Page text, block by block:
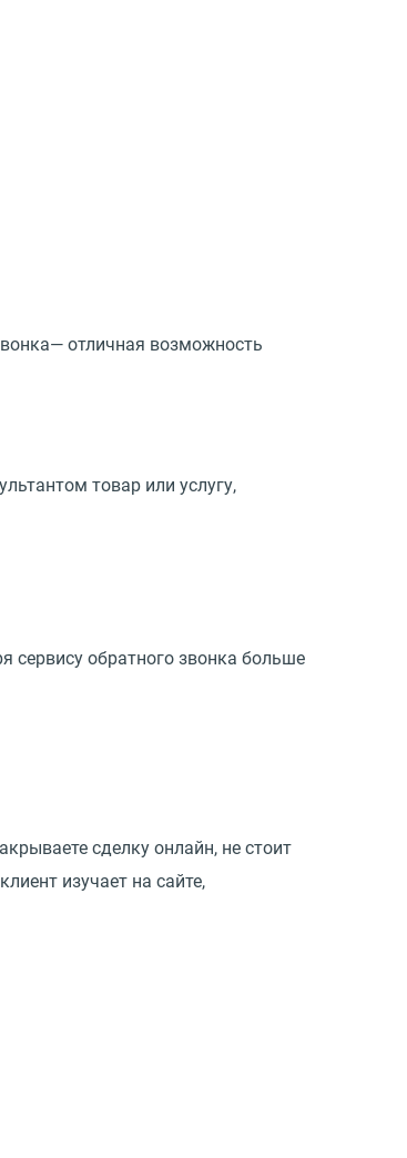
отличная возможность
товар или услугу,
сервису обратного звонка больше
сделку онлайн, не стоит
изучает на сайте,